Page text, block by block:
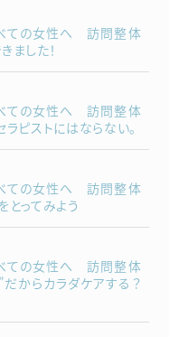
ての女性へ 訪問整体
した！
ての女性へ 訪問整体
ピストにはならない。
ての女性へ 訪問整体
ってみよう
ての女性へ 訪問整体
らカラダケアする？